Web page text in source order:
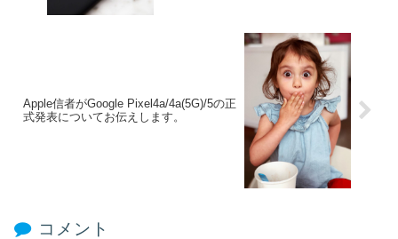
Apple信者がGoogle Pixel4a/4a(5G)/5の正
式発表についてお伝えします。
コメント